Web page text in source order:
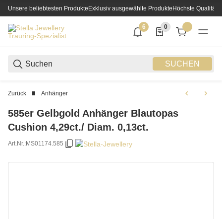
Unsere beliebtesten ProdukteExklusiv ausgewählte ProdukteHöchste Qualität
SUCHEN
6
6 neue Notifizierungen
0
0 Produkte in der
Zurück Anhänger
585er Gelbgold Anhänger Blautopas
Cushion 4,29ct./ Diam. 0,13ct.
Art.Nr.:MS01174.585